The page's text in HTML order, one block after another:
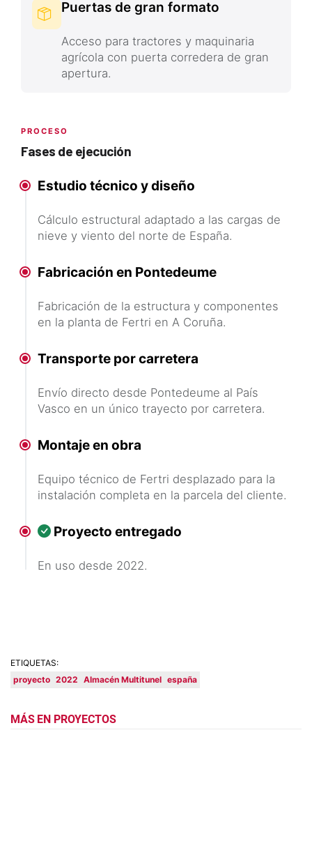
Puertas de gran formato
Acceso para tractores y maquinaria
agrícola con puerta corredera de gran
apertura.
PROCESO
Fases de ejecución
Estudio técnico y diseño
Cálculo estructural adaptado a las cargas de
nieve y viento del norte de España.
Fabricación en Pontedeume
Fabricación de la estructura y componentes
en la planta de Fertri en A Coruña.
Transporte por carretera
Envío directo desde Pontedeume al País
Vasco en un único trayecto por carretera.
Montaje en obra
Equipo técnico de Fertri desplazado para la
instalación completa en la parcela del cliente.
Proyecto entregado
En uso desde 2022.
ETIQUETAS:
proyecto 2022 Almacén Multitunel españa
MÁS EN PROYECTOS